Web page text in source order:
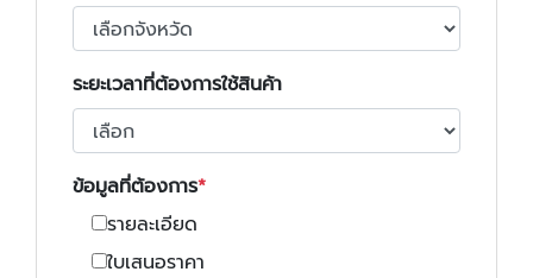
ระยะเวลาที่ต้องการใช้สินค้า
ข้อมูลที่ต้องการ
รายละเอียด
ใบเสนอราคา